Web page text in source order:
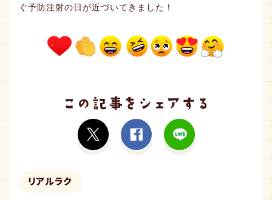
ぐ予防注射の日が近づいてきました！
リアルラク